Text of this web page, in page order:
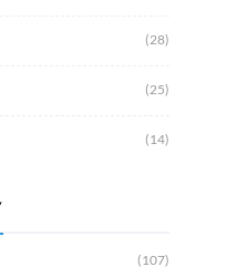
(28)
(25)
(14)
(107)